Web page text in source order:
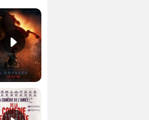
De la Comédie-Française Teaser VF